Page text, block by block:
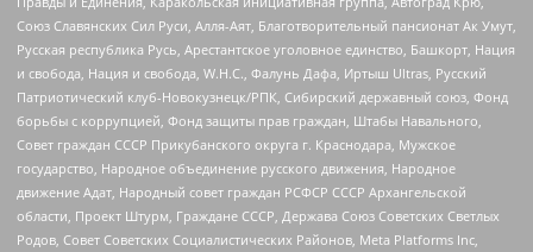
Союз Славянских Сил Руси, Алля-Аят, Благотворительный пансионат Ак Умут,
Русская республика Русь, Арестантское уголовное единство, Башкорт, Нация
и свобода, Нация и свобода, W.H.С., Фалунь Дафа, Иртыш Ultras, Русский
Патриотический клуб-Новокузнецк/РПК, Сибирский державный союз, Фонд
борьбы с коррупцией, Фонд защиты прав граждан, Штабы Навального,
Совет граждан СССР Прикубанского округа г. Краснодара, Мужское
государство, Народное объединение русского движения, Народное
движение Адат, Народный совет граждан РСФСР СССР Архангельской
области, Проект Штурм, Граждане СССР, Держава Союз Советских Светлых
Родов, Совет Советских Социалистических Районов, Meta Platforms Inc,